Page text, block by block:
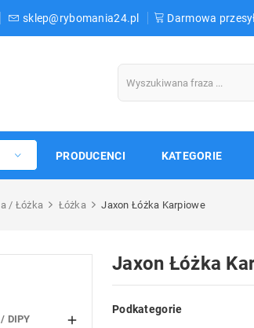
sklep@rybomania24.pl Darmowa
PRODUCENCI KATEGORIE
/ Łóżka Łóżka Jaxon Łóżka Karpiowe
DIPY 
Jaxon Łóżka
Podkategorie